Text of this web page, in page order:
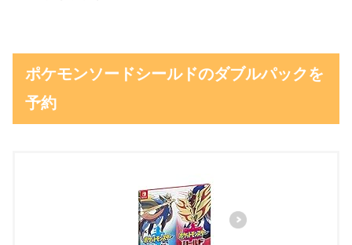
ポケモンソードシールドのダブルパックを
予約